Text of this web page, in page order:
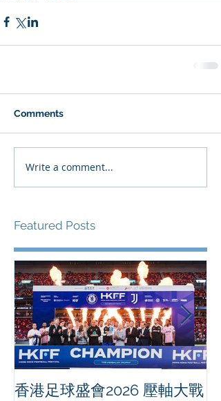
Comments
Write a comment...
Featured Posts
香港足球盛會2026 壓軸大戰